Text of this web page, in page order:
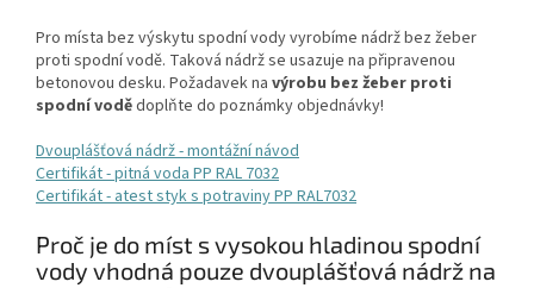
Pro místa bez výskytu spodní vody vyrobíme nádrž bez žeber
proti spodní vodě. Taková nádrž se usazuje na připravenou
betonovou desku. Požadavek na výrobu bez žeber proti
spodní vodědoplňte do poznámky objednávky!
Dvouplášťová nádrž - montážní návod
Certifikát - pitná voda PP RAL 7032
Certifikát - atest styk s potraviny PP RAL7032
Proč je do míst s vysokou hladinou spodní
vody vhodná pouze dvouplášťová nádrž na